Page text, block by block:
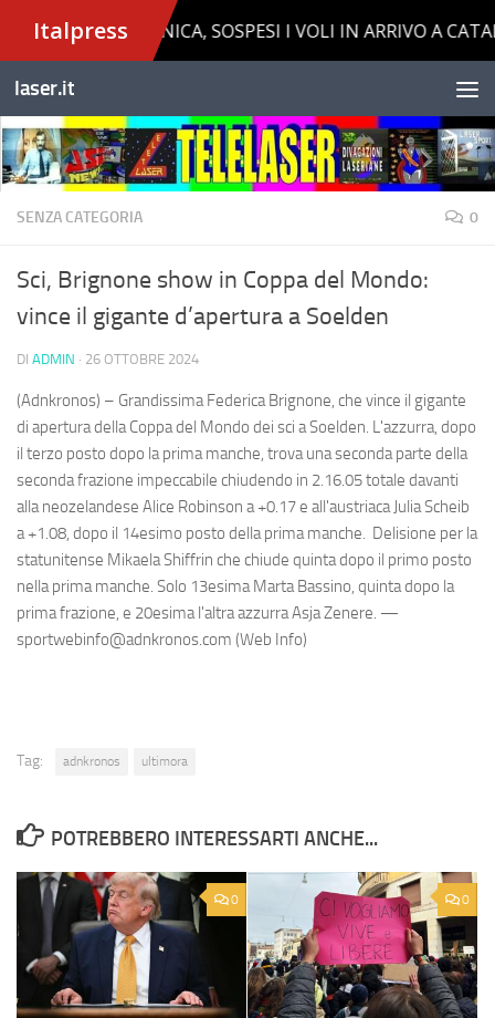
Salta al contenuto
laser.it
SENZA CATEGORIA 0
Sci, Brignone show in Coppa del Mondo:
vince il gigante d’apertura a Soelden
DI ADMIN · 26 OTTOBRE 2024
(Adnkronos) – Grandissima Federica Brignone, che vince il gigante
di apertura della Coppa del Mondo dei sci a Soelden. L'azzurra, dopo
il terzo posto dopo la prima manche, trova una seconda parte della
seconda frazione impeccabile chiudendo in 2.16.05 totale davanti
alla neozelandese Alice Robinson a +0.17 e all'austriaca Julia Scheib
a +1.08, dopo il 14esimo posto della prima manche. Delisione per la
statunitense Mikaela Shiffrin che chiude quinta dopo il primo posto
nella prima manche. Solo 13esima Marta Bassino, quinta dopo la
prima frazione, e 20esima l'altra azzurra Asja Zenere. —
sportwebinfo@adnkronos.com (Web Info)
Tag: adnkronos ultimora
POTREBBERO INTERESSARTI ANCHE...
0 0